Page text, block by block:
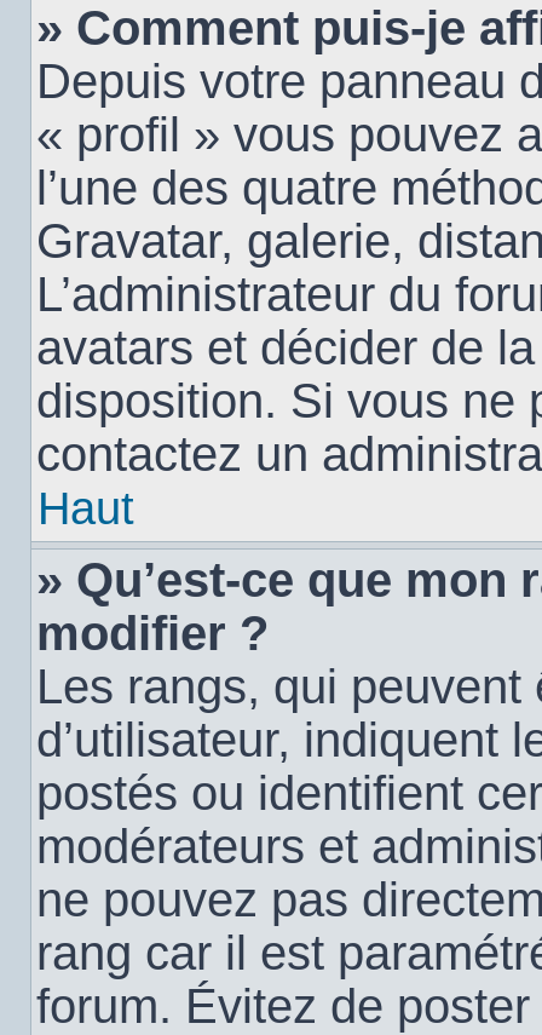
» Comment puis-je
Depuis votre panneau
« profil » vous pouvez
l’une des quatre
Gravatar, galerie,
L’administrateur du
avatars et décider de
disposition. Si vous ne
contactez un
Haut
» Qu’est-ce que mon
modifier ?
Les rangs, qui
d’utilisateur, indiquent
postés ou identifient
modérateurs et
ne pouvez pas
rang car il est
forum. Évitez de